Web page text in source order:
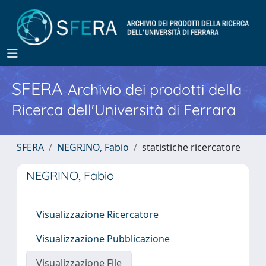
SFERA Archivio dei prodotti della
Ricerca dell'Università di Ferrara
SFERA NEGRINO, Fabio statistiche ricercatore
NEGRINO, Fabio
Visualizzazione Ricercatore
Visualizzazione Pubblicazione
Visualizzazione File